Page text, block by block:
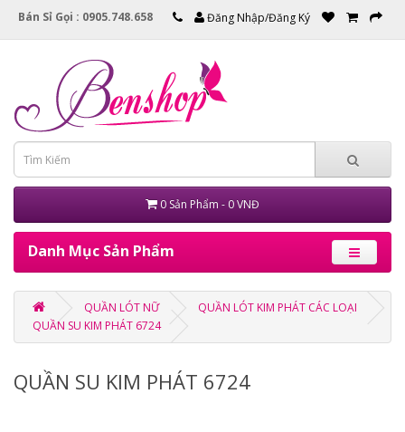
Bán Sỉ Gọi : 0905.748.658 Đăng Nhập/Đăng Ký
0 Sản Phẩm - 0 VNĐ
Danh Mục Sản Phẩm
QUẦN LÓT NỮ
QUẦN LÓT KIM PHÁT CÁC LOẠI
QUẦN SU KIM PHÁT 6724
QUẦN SU KIM PHÁT 6724